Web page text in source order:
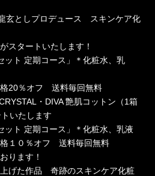
玄としプロデュース スキンケア化
スタートいたします！
ット 定期コース」＊化粧水、乳
格20％オフ 送料毎回無料
・DIVA 艶肌コットン（1箱
いたします
ット 定期コース」＊化粧水、乳液
格１０％オフ 送料毎回無料
ります！
げた作品 奇跡のスキンケア化粧